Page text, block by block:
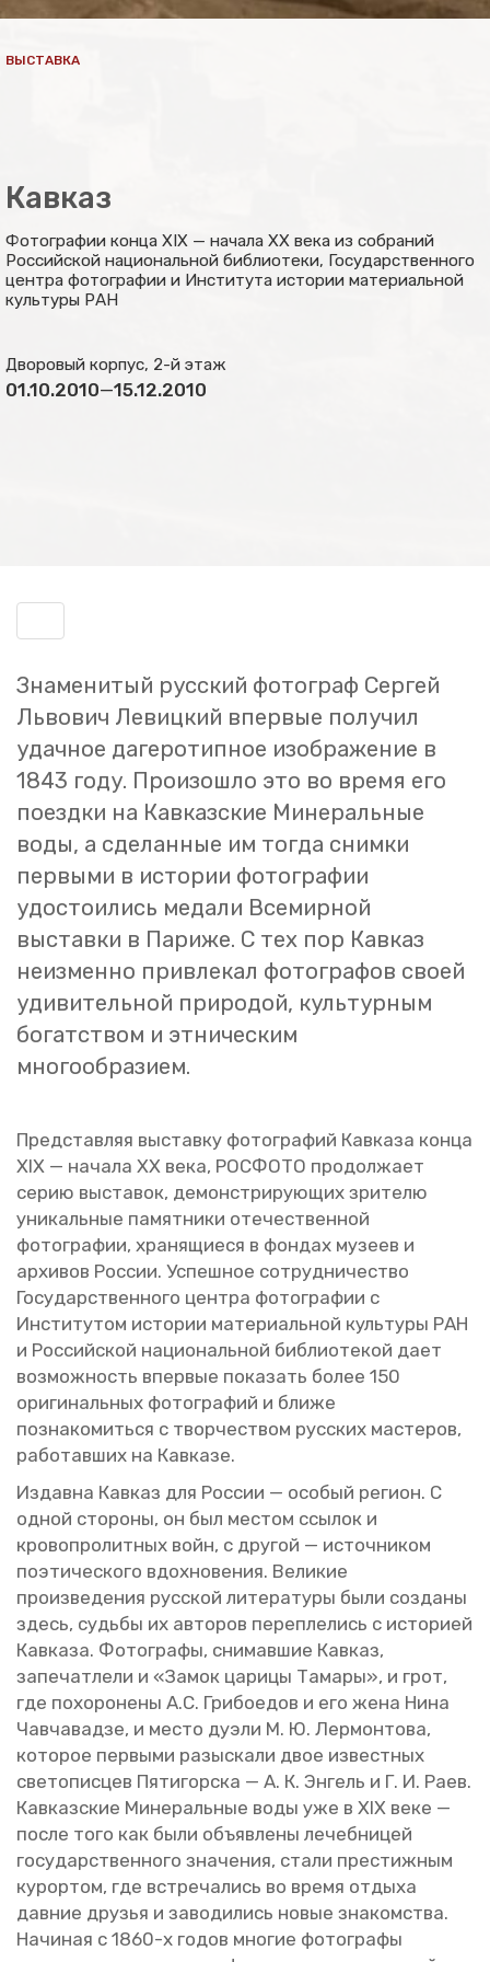
ВЫСТАВКА
Кавказ
Фотографии конца XIX — начала XX века из собраний
Российской национальной библиотеки, Государственного
центра фотографии и Института истории материальной
культуры РАН
Дворовый корпус, 2-й этаж
01.10.2010—15.12.2010
Зна­ме­ни­тый рус­ский фо­то­граф Сер­гей
Льво­вич Ле­виц­кий впер­вые по­лу­чил
удач­ное да­ге­ро­тип­ное изоб­ра­же­ние в
1843 году. Про­изо­шло это во время его
по­езд­ки на Кав­каз­ские Ми­не­раль­ные
воды, а сде­лан­ные им тогда сним­ки
пер­вы­ми в ис­то­рии фо­то­гра­фии
удо­сто­и­лись ме­да­ли Все­мир­ной
вы­став­ки в Па­ри­же. С тех пор Кав­каз
неиз­мен­но при­вле­кал фо­то­гра­фов своей
уди­ви­тель­ной при­ро­дой, куль­тур­ным
бо­гат­ством и эт­ни­че­ским
мно­го­об­ра­зи­ем.
Пред­став­ляя вы­став­ку фо­то­гра­фий Кав­ка­за конца
XIX — на­ча­ла XX века, РОС­ФО­ТО про­дол­жа­ет
серию вы­ста­вок, де­мон­стри­ру­ю­щих зри­те­лю
уни­каль­ные па­мят­ни­ки оте­че­ствен­ной
фо­то­гра­фии, хра­ня­щи­е­ся в фон­дах му­зеев и
ар­хи­вов Рос­сии. Успеш­ное со­труд­ни­че­ство
Го­су­дар­ствен­но­го цен­тра фо­то­гра­фии с
Ин­сти­ту­том ис­то­рии ма­те­ри­аль­ной куль­ту­ры РАН
и Рос­сий­ской на­ци­о­наль­ной биб­лио­те­кой дает
воз­мож­ность впер­вые по­ка­зать более 150
ори­ги­наль­ных фо­то­гра­фий и ближе
по­зна­ко­мить­ся с твор­че­ством рус­ских ма­сте­ров,
ра­бо­тав­ших на Кав­ка­зе.
Из­дав­на Кав­каз для Рос­сии — осо­бый ре­ги­он. С
одной сто­ро­ны, он был ме­стом ссы­лок и
кро­во­про­лит­ных войн, с дру­гой — ис­точ­ни­ком
по­э­ти­че­ско­го вдох­но­ве­ния. Ве­ли­кие
про­из­ве­де­ния рус­ской ли­те­ра­ту­ры были со­зда­ны
здесь, судь­бы их ав­то­ров пе­ре­пле­лись с ис­то­ри­ей
Кав­ка­за. Фо­то­гра­фы, сни­мав­шие Кав­каз,
за­пе­чат­ле­ли и «Замок ца­ри­цы Та­ма­ры», и грот,
где по­хо­ро­не­ны А.С. Гри­бо­едов и его жена Нина
Чав­ча­вад­зе, и место дуэли М. Ю. Лер­мон­то­ва,
ко­то­рое пер­вы­ми разыс­ка­ли двое из­вест­ных
све­то­пис­цев Пя­ти­гор­ска — А. К. Эн­гель и Г. И. Раев.
Кав­каз­ские Ми­не­раль­ные воды уже в XIX веке —
после того как были объ­яв­ле­ны ле­чеб­ни­цей
го­су­дар­ствен­но­го зна­че­ния, стали пре­стиж­ным
ку­рор­том, где встре­ча­лись во время от­ды­ха
дав­ние дру­зья и за­во­ди­лись новые зна­ком­ства.
На­чи­ная с 1860-х годов мно­гие фо­то­гра­фы